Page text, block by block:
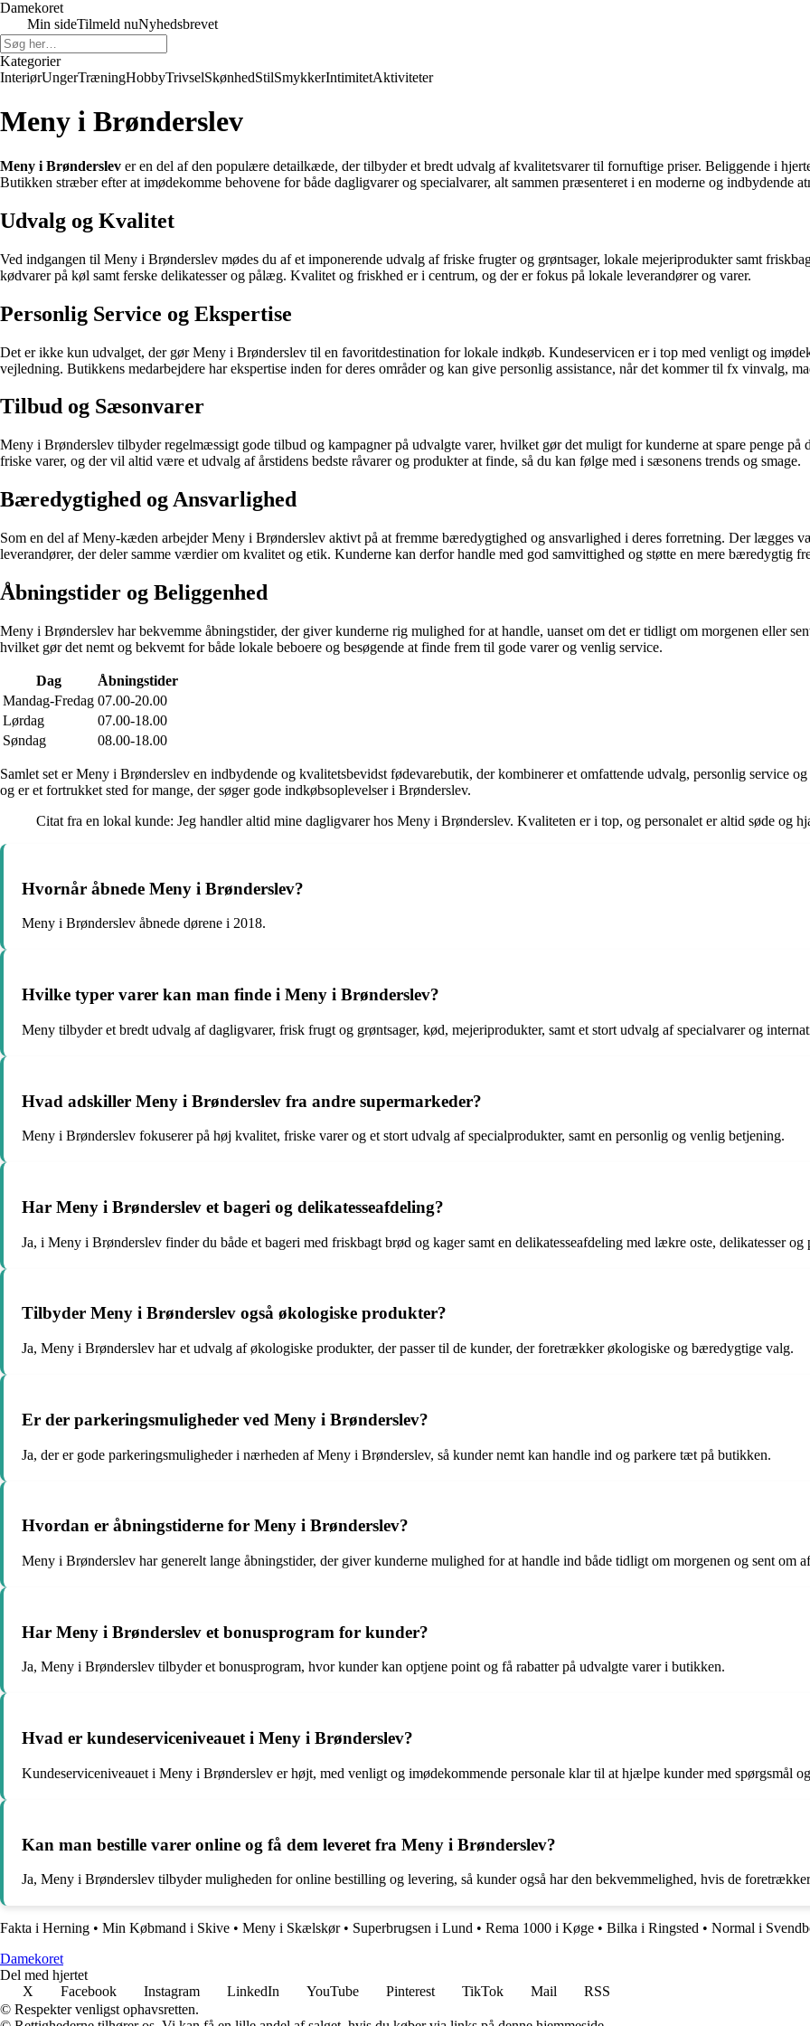
Damekoret
Min sideTilmeld nuNyhedsbrevet
Kategorier
InteriørUngerTræningHobbyTrivselSkønhedStilSmykkerIntimitetAktiviteter
Meny i Brønderslev
Meny i Brønderslev er en del af den populære detailkæde, der tilbyder et bredt udvalg af kvalitetsvarer til fornuftige priser. Beliggende i
Butikken stræber efter at imødekomme behovene for både dagligvarer og specialvarer, alt sammen præsenteret i en moderne og indbydende
Udvalg og Kvalitet
Ved indgangen til Meny i Brønderslev mødes du af et imponerende udvalg af friske frugter og grøntsager, lokale mejeriprodukter samt
kødvarer på køl samt ferske delikatesser og pålæg. Kvalitet og friskhed er i centrum, og der er fokus på lokale leverandører og varer.
Personlig Service og Ekspertise
Det er ikke kun udvalget, der gør Meny i Brønderslev til en favoritdestination for lokale indkøb. Kundeservicen er i top med venligt og
vejledning. Butikkens medarbejdere har ekspertise inden for deres områder og kan give personlig assistance, når det kommer til fx vinvalg,
Tilbud og Sæsonvarer
Meny i Brønderslev tilbyder regelmæssigt gode tilbud og kampagner på udvalgte varer, hvilket gør det muligt for kunderne at spare penge
friske varer, og der vil altid være et udvalg af årstidens bedste råvarer og produkter at finde, så du kan følge med i sæsonens trends og smage.
Bæredygtighed og Ansvarlighed
Som en del af Meny-kæden arbejder Meny i Brønderslev aktivt på at fremme bæredygtighed og ansvarlighed i deres forretning. Der lægges
leverandører, der deler samme værdier om kvalitet og etik. Kunderne kan derfor handle med god samvittighed og støtte en mere bæredygtig
Åbningstider og Beliggenhed
Meny i Brønderslev har bekvemme åbningstider, der giver kunderne rig mulighed for at handle, uanset om det er tidligt om morgenen eller
hvilket gør det nemt og bekvemt for både lokale beboere og besøgende at finde frem til gode varer og venlig service.
Dag
Åbningstider
Mandag-Fredag 07.00-20.00
Lørdag
07.00-18.00
Søndag
08.00-18.00
Samlet set er Meny i Brønderslev en indbydende og kvalitetsbevidst fødevarebutik, der kombinerer et omfattende udvalg, personlig service
og er et fortrukket sted for mange, der søger gode indkøbsoplevelser i Brønderslev.
Citat fra en lokal kunde: Jeg handler altid mine dagligvarer hos Meny i Brønderslev. Kvaliteten er i top, og personalet er altid søde og
Hvornår åbnede Meny i Brønderslev?
Meny i Brønderslev åbnede dørene i 2018.
Hvilke typer varer kan man finde i Meny i Brønderslev?
Meny tilbyder et bredt udvalg af dagligvarer, frisk frugt og grøntsager, kød, mejeriprodukter, samt et stort udvalg af specialvarer og
Hvad adskiller Meny i Brønderslev fra andre supermarkeder?
Meny i Brønderslev fokuserer på høj kvalitet, friske varer og et stort udvalg af specialprodukter, samt en personlig og venlig betjening.
Har Meny i Brønderslev et bageri og delikatesseafdeling?
Ja, i Meny i Brønderslev finder du både et bageri med friskbagt brød og kager samt en delikatesseafdeling med lækre oste, delikatesser og
Tilbyder Meny i Brønderslev også økologiske produkter?
Ja, Meny i Brønderslev har et udvalg af økologiske produkter, der passer til de kunder, der foretrækker økologiske og bæredygtige valg.
Er der parkeringsmuligheder ved Meny i Brønderslev?
Ja, der er gode parkeringsmuligheder i nærheden af Meny i Brønderslev, så kunder nemt kan handle ind og parkere tæt på butikken.
Hvordan er åbningstiderne for Meny i Brønderslev?
Meny i Brønderslev har generelt lange åbningstider, der giver kunderne mulighed for at handle ind både tidligt om morgenen og sent om
Har Meny i Brønderslev et bonusprogram for kunder?
Ja, Meny i Brønderslev tilbyder et bonusprogram, hvor kunder kan optjene point og få rabatter på udvalgte varer i butikken.
Hvad er kundeserviceniveauet i Meny i Brønderslev?
Kundeserviceniveauet i Meny i Brønderslev er højt, med venligt og imødekommende personale klar til at hjælpe kunder med spørgsmål
Kan man bestille varer online og få dem leveret fra Meny i Brønderslev?
Ja, Meny i Brønderslev tilbyder muligheden for online bestilling og levering, så kunder også har den bekvemmelighed, hvis de
Fakta i Herning • Min Købmand i Skive • Meny i Skælskør• Superbrugsen i Lund • Rema 1000 i Køge • Bilka i Ringsted • Normal i
Damekoret
Del med hjertet
X
Facebook Instagram LinkedIn YouTube Pinterest TikTok Mail
RSS
© Respekter venligst ophavsretten.